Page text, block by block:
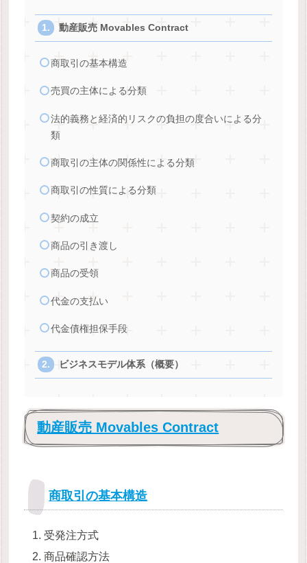
動産販売 Movables Contract
商取引の基本構造
売買の主体による分類
法的義務と経済的リスクの負担の度合いによる分
類
商取引の主体の関係性による分類
商取引の性質による分類
契約の成立
商品の引き渡し
商品の受領
代金の支払い
代金債権担保手段
ビジネスモデル体系（概要）
動産販売 Movables Contract
商取引の基本構造
受発注方式
商品確認方法